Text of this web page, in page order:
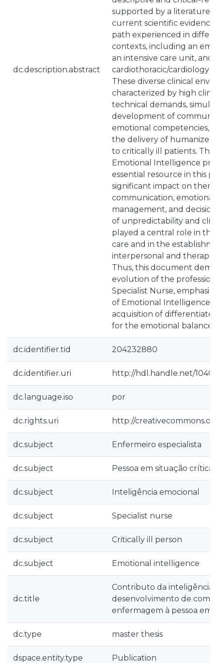
dc.description.abstract
supported by a literature
current scientific
path experienced in
contexts, including an
an intensive care unit, and
cardiothoracic/cardiology
These diverse clinical
characterized by high
technical demands,
development of
emotional competencies,
the delivery of
to critically ill patients.
Emotional Intelligence
essential resource in this
significant impact on
communication, emotional
management, and
of unpredictability and
played a central role in
care and in the
interpersonal and
Thus, this document
evolution of the
Specialist Nurse,
of Emotional Intelligence
acquisition of
for the emotional balance
dc.identifier.tid 204232880
dc.identifier.uri http://hdl.handle.net/
dc.language.iso por
dc.rights.uri http://
dc.subject Enfermeiro especialista
dc.subject Pessoa em situação crítica
dc.subject Inteligência emocional
dc.subject Specialist nurse
dc.subject Critically ill person
dc.subject Emotional intelligence
dc.title
Contributo da inteligência
desenvolvimento de
enfermagem à pessoa em
dc.type master thesis
dspace.entity.type Publication